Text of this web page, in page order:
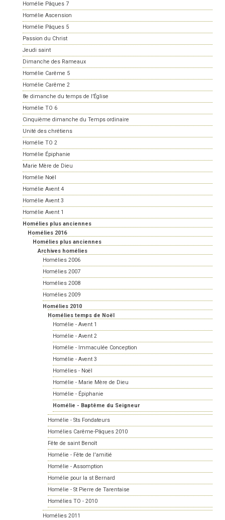
Homélie Pâques 7
Homélie Ascension
Homélie Pâques 5
Passion du Christ
Jeudi saint
Dimanche des Rameaux
Homélie Carême 5
Homélie Carême 2
8e dimanche du temps de l’Église
Homélie TO 6
Cinquième dimanche du Temps ordinaire
Unité des chrétiens
Homélie TO 2
Homélie Épiphanie
Marie Mère de Dieu
Homélie Noël
Homélie Avent 4
Homélie Avent 3
Homélie Avent 1
Homélies plus anciennes
Homélies 2016
Homélies plus anciennes
Archives homélies
Homélies 2006
Homélies 2007
Homélies 2008
Homélies 2009
Homélies 2010
Homélies temps de Noël
Homélie - Avent 1
Homélie - Avent 2
Homélie - Immaculée Conception
Homélie - Avent 3
Homélies - Noël
Homélie - Marie Mère de Dieu
Homélie - Épiphanie
Homélie - Baptême du Seigneur
Homélie - Sts Fondateurs
Homélies Carême-Pâques 2010
Fête de saint Benoît
Homélie - Fête de l'amitié
Homélie - Assomption
Homélie pour la st Bernard
Homélie - St Pierre de Tarentaise
Homélies TO - 2010
Homélies 2011